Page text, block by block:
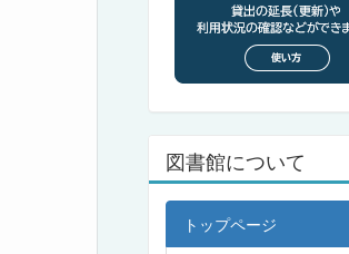
図書館について
トップページ